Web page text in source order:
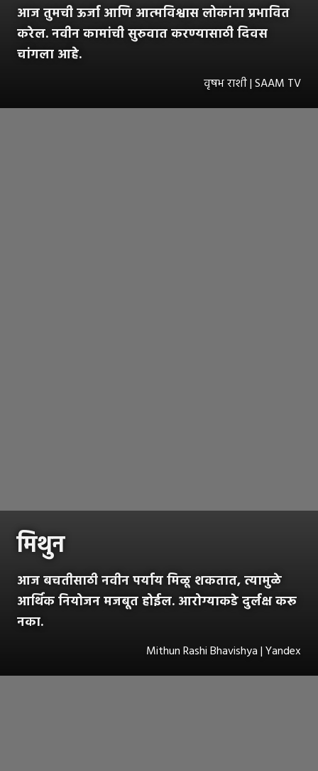
आज तुमची ऊर्जा आणि आत्मविश्वास लोकांना प्रभावित
करेल. नवीन कामांची सुरुवात करण्यासाठी दिवस
चांगला आहे.
वृषभ राशी | SAAM TV
मिथुन
आज बचतीसाठी नवीन पर्याय मिळू शकतात, त्यामुळे
आर्थिक नियोजन मजबूत होईल. आरोग्याकडे दुर्लक्ष करू
नका.
Mithun Rashi Bhavishya | Yandex